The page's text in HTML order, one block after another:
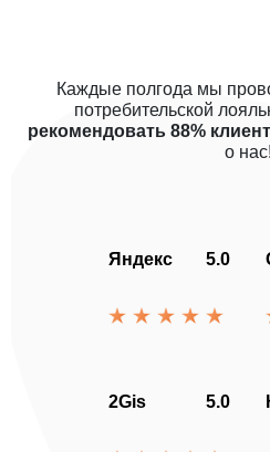
Каждые полгода мы
потребительской
рекомендовать 88%
о нас!
Яндекс 5.0
2Gis 5.0